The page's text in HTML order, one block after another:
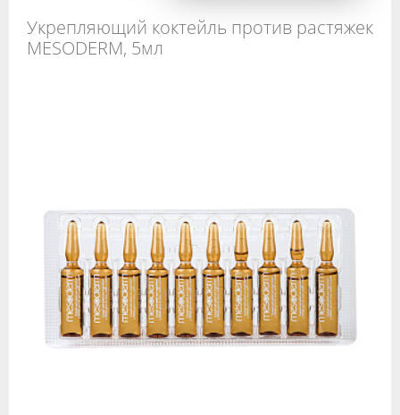
Укрепляющий коктейль против растяжек
MESODERM, 5мл